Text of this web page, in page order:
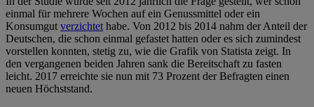
einmal für mehrere Wochen auf ein Genussmittel oder ein
Konsumgutverzichtethabe. Von 2012 bis 2014 nahm der Anteil der
Deutschen, die schon einmal gefastet hatten oder es sich zumindest
vorstellen konnten, stetig zu, wie die Grafik von Statista zeigt. In
den vergangenen beiden Jahren sank die Bereitschaft zu fasten
leicht. 2017 erreichte sie nun mit 73 Prozent der Befragten einen
neuen Höchststand.